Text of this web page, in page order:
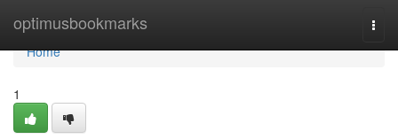
optimusbookmarks
Home
Home
1